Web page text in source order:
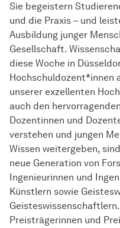
Sie begeistern
und die Praxis – und
Ausbildung junger
Gesellschaft.
diese Woche in
Hochschuldozent*innen
unserer exzellenten
auch den
Dozentinnen und
verstehen und jungen
Wissen weitergeben,
neue Generation von
Ingenieurinnen und
Künstlern sowie
Preisträgerinnen und